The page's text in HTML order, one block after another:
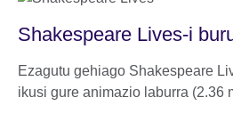
Shakespeare Lives-i
Ezagutu gehiago Shakespeare
ikusi gure animazio laburra (2.36